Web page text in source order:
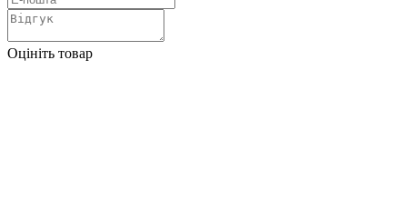
Оцініть товар